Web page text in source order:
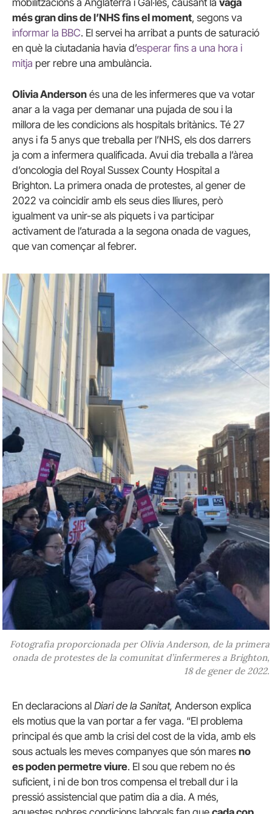
més gran dins de l’NHS fins el moment, segons va
informar la BBC. El servei ha arribat a punts de saturació
en què la ciutadania havia d’esperar fins a una hora i
mitja per rebre una ambulància.
Olivia Anderson és una de les infermeres que va votar
anar a la vaga per demanar una pujada de sou i la
millora de les condicions als hospitals britànics. Té 27
anys i fa 5 anys que treballa per l’NHS, els dos darrers
ja com a infermera qualificada. Avui dia treballa a l’àrea
d’oncologia del Royal Sussex County Hospital a
Brighton. La primera onada de protestes, al gener de
2022 va coincidir amb els seus dies lliures, però
igualment va unir-se als piquets i va participar
activament de l’aturada a la segona onada de vagues,
que van començar al febrer.
Fotografia proporcionada per Olivia Anderson, de la primera
onada de protestes de la comunitat d’infermeres a Brighton,
18 de gener de 2022.
En declaracions al Diari de la Sanitat, Anderson explica
els motius que la van portar a fer vaga. “El problema
principal és que amb la crisi del cost de la vida, amb els
sous actuals les meves companyes que són mares no
es poden permetre viure. El sou que rebem no és
suficient, i ni de bon tros compensa el treball dur i la
pressió assistencial que patim dia a dia. A més,